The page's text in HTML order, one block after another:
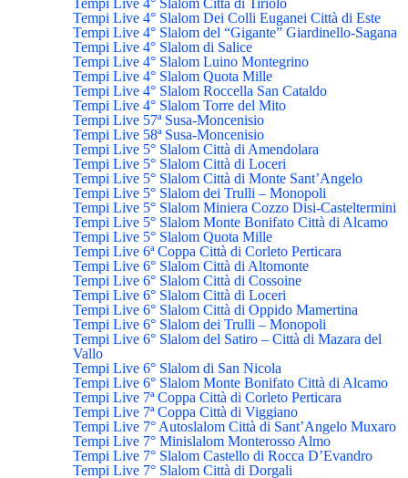
Tempi Live 4° Slalom Dei Colli Euganei Città di Este
Tempi Live 4° Slalom del “Gigante” Giardinello-Sagana
Tempi Live 4° Slalom di Salice
Tempi Live 4° Slalom Luino Montegrino
Tempi Live 4° Slalom Quota Mille
Tempi Live 4° Slalom Roccella San Cataldo
Tempi Live 4° Slalom Torre del Mito
Tempi Live 57ª Susa-Moncenisio
Tempi Live 58ª Susa-Moncenisio
Tempi Live 5° Slalom Città di Amendolara
Tempi Live 5° Slalom Città di Loceri
Tempi Live 5° Slalom Città di Monte Sant’Angelo
Tempi Live 5° Slalom dei Trulli – Monopoli
Tempi Live 5° Slalom Miniera Cozzo Disi-Casteltermini
Tempi Live 5° Slalom Monte Bonifato Città di Alcamo
Tempi Live 5° Slalom Quota Mille
Tempi Live 6ª Coppa Città di Corleto Perticara
Tempi Live 6° Slalom Città di Altomonte
Tempi Live 6° Slalom Città di Cossoine
Tempi Live 6° Slalom Città di Loceri
Tempi Live 6° Slalom Città di Oppido Mamertina
Tempi Live 6° Slalom dei Trulli – Monopoli
Tempi Live 6° Slalom del Satiro – Città di Mazara del
Vallo
Tempi Live 6° Slalom di San Nicola
Tempi Live 6° Slalom Monte Bonifato Città di Alcamo
Tempi Live 7ª Coppa Città di Corleto Perticara
Tempi Live 7ª Coppa Città di Viggiano
Tempi Live 7° Autoslalom Città di Sant’Angelo Muxaro
Tempi Live 7° Minislalom Monterosso Almo
Tempi Live 7° Slalom Castello di Rocca D’Evandro
Tempi Live 7° Slalom Città di Dorgali